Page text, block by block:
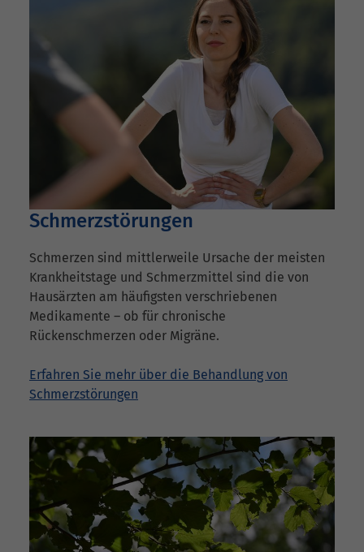
Schmerzstörungen
Schmerzen sind mittlerweile Ursache der meisten
Krankheitstage und Schmerzmittel sind die von
Hausärzten am häufigsten verschriebenen
Medikamente – ob für chronische
Rückenschmerzen oder Migräne.
Erfahren Sie mehr über die Behandlung von
Schmerzstörungen